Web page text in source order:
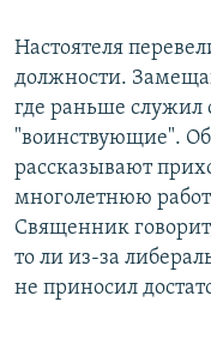
Настоятеля
должности.
где раньше служил
"воинствующие".
рассказывают
многолетнюю
Священник
то ли из-за
не приносил